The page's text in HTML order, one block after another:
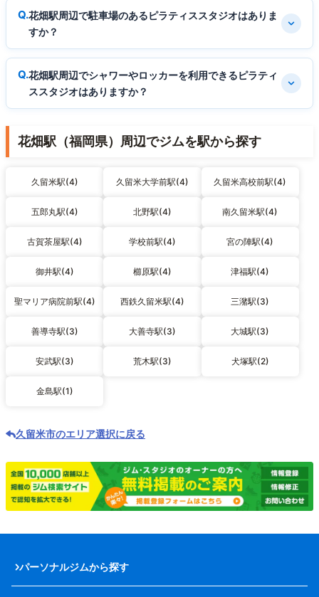
花畑駅周辺で駐車場のあるピラティススタジオはありま
すか？
花畑駅周辺でシャワーやロッカーを利用できるピラティ
ススタジオはありますか？
花畑駅（福岡県）周辺でジムを駅から探す
久留米駅(4) 久留米大学前駅(4) 久留米高校前駅(4)
五郎丸駅(4) 北野駅(4) 南久留米駅(4)
古賀茶屋駅(4) 学校前駅(4) 宮の陣駅(4)
御井駅(4) 櫛原駅(4) 津福駅(4)
聖マリア病院前駅(4) 西鉄久留米駅(4) 三潴駅(3)
善導寺駅(3) 大善寺駅(3) 大城駅(3)
安武駅(3) 荒木駅(3) 犬塚駅(2)
金島駅(1)
久留米市のエリア選択に戻る
パーソナルジムから探す